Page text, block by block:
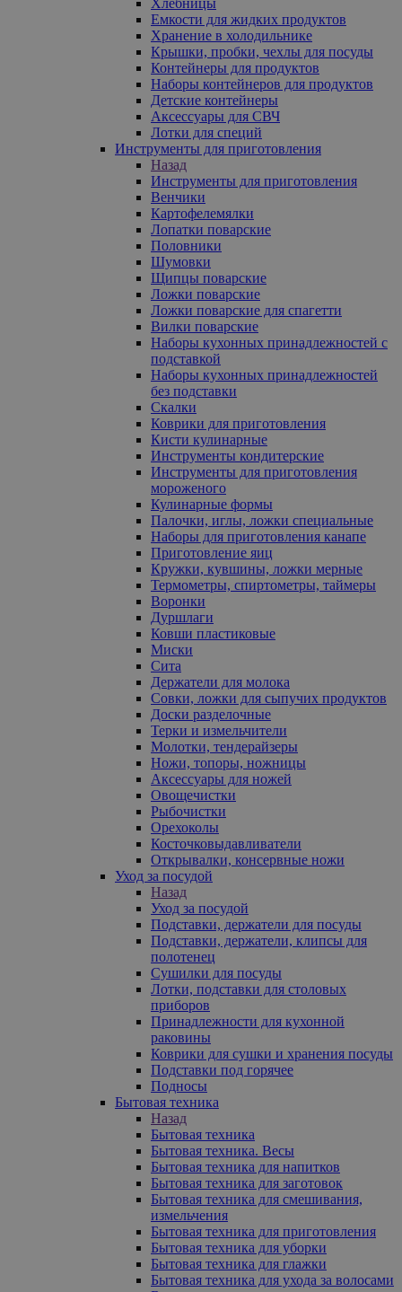
Емкости для жидких продуктов
Хранение в холодильнике
Крышки, пробки, чехлы для посуды
Контейнеры для продуктов
Наборы контейнеров для продуктов
Детские контейнеры
Аксессуары для СВЧ
Лотки для специй
Инструменты для приготовления
Назад
Инструменты для приготовления
Венчики
Картофелемялки
Лопатки поварские
Половники
Шумовки
Щипцы поварские
Ложки поварские
Ложки поварские для спагетти
Вилки поварские
Наборы кухонных принадлежностей с
подставкой
Наборы кухонных принадлежностей
без подставки
Скалки
Коврики для приготовления
Кисти кулинарные
Инструменты кондитерские
Инструменты для приготовления
мороженого
Кулинарные формы
Палочки, иглы, ложки специальные
Наборы для приготовления канапе
Приготовление яиц
Кружки, кувшины, ложки мерные
Термометры, спиртометры, таймеры
Воронки
Дуршлаги
Ковши пластиковые
Миски
Сита
Держатели для молока
Совки, ложки для сыпучих продуктов
Доски разделочные
Терки и измельчители
Молотки, тендерайзеры
Ножи, топоры, ножницы
Аксессуары для ножей
Овощечистки
Рыбочистки
Орехоколы
Косточковыдавливатели
Открывалки, консервные ножи
Уход за посудой
Назад
Уход за посудой
Подставки, держатели для посуды
Подставки, держатели, клипсы для
полотенец
Сушилки для посуды
Лотки, подставки для столовых
приборов
Принадлежности для кухонной
раковины
Коврики для сушки и хранения посуды
Подставки под горячее
Подносы
Бытовая техника
Назад
Бытовая техника
Бытовая техника. Весы
Бытовая техника для напитков
Бытовая техника для заготовок
Бытовая техника для смешивания,
измельчения
Бытовая техника для приготовления
Бытовая техника для уборки
Бытовая техника для глажки
Бытовая техника для ухода за волосами